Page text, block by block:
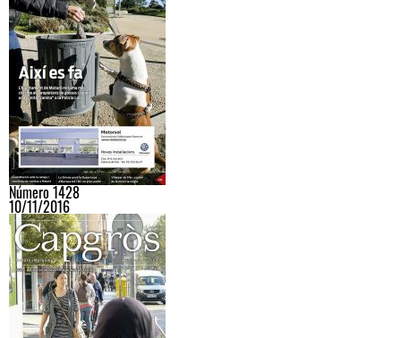
Número 1428
10/11/2016